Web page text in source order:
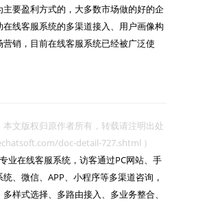
要盈利方式的，大多数市场做的好的企
线客服系统的多渠道接入、用户画像构
销，目前在线客服系统已经被广泛使
本文版权归原作者所有，转载请注明出处
doc-detail-727.shtml ）
业在线客服系统，访客通过PC网站、手
、微信、APP、小程序等多渠道咨询，
样式选择、多路由接入、多业务整合、